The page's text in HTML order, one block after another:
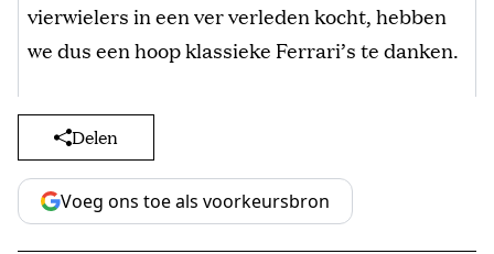
vierwielers in een ver verleden kocht, hebben
we dus een hoop klassieke Ferrari’s te danken.
Delen
Voeg ons toe als voorkeursbron